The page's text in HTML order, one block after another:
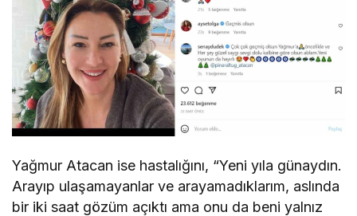
Yağmur Atacan ise hastalığını, “Yeni yıla günaydın.
Arayıp ulaşamayanlar ve arayamadıklarım, aslında
bir iki saat gözüm açıktı ama onu da beni yalnız